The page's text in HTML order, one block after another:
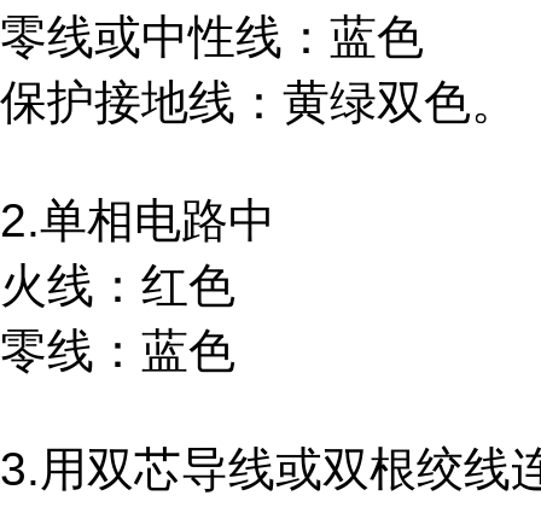
零线或中性线：蓝色
保护接地线：黄绿双色。
2.单相电路中
火线：红色
零线：蓝色
3.用双芯导线或双根绞线